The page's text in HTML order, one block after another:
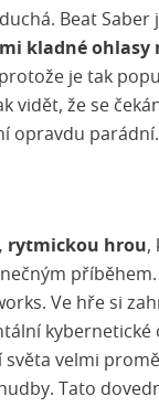
Beat
kladné ohlasy
je tak
vidět, že se
opravdu parádní.
rytmickou hrou,
Ve hře si
kybernetické
světa velmi
Tato